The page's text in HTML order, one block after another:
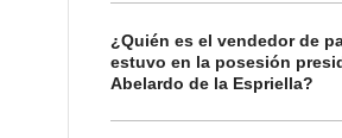
¿Quién es el vendedor de
estuvo en la posesión
Abelardo de la Espriella?